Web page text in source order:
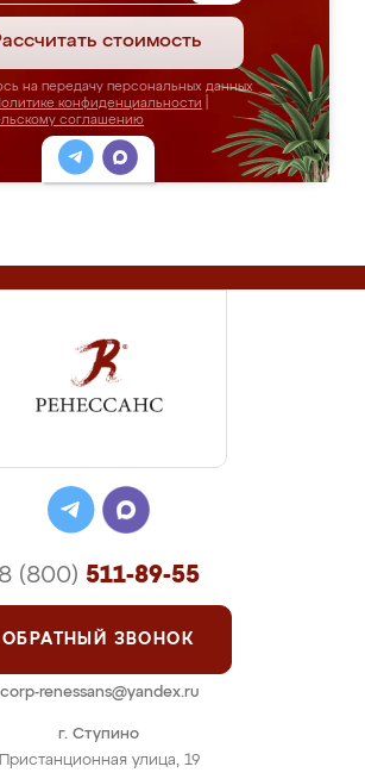
стоимость
на передачу персональных данных
конфиденциальности
соглашению
г. Ступино
Пристанционная улица, 19
8 (800) 511-89-55
ОБРАТНЫЙ ЗВОНОК
corp-renessans@yandex.ru